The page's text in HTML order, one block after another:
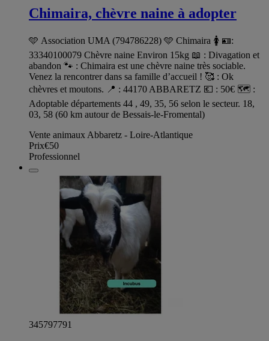
Chimaira, chèvre naine à adopter
🩵 Association UMA (794786228) 🩵 Chimaira 🚺 🪪:
33340100079 Chèvre naine Environ 15kg 📖 : Divagation et
abandon 🐾 : Chimaira est une chèvre naine très sociable.
Venez la rencontrer dans sa famille d’accueil ! 🥰 : Ok
chèvres et moutons. 📍 : 44170 ABBARETZ 💶 : 50€ 🗺️ :
Adoptable départements 44 , 49, 35, 56 selon le secteur. 18,
03, 58 (60 km autour de Bessais-le-Fromental)
Vente animaux Abbaretz - Loire-Atlantique
Prix€50
Professionnel
345797791